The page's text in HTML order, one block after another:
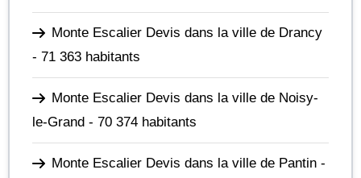
Monte Escalier Devis dans la ville de Drancy
- 71 363 habitants
Monte Escalier Devis dans la ville de Noisy-
le-Grand - 70 374 habitants
Monte Escalier Devis dans la ville de Pantin -